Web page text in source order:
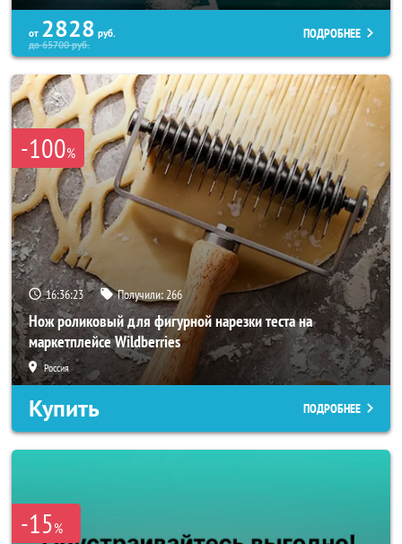
от 2828 руб.
до65700руб.
ПОДРОБНЕЕ
-100%
16:36:20 Получили:266
Нож роликовый для фигурной нарезки теста на
маркетплейсе Wildberries
Россия
Купить ПОДРОБНЕЕ
-15%